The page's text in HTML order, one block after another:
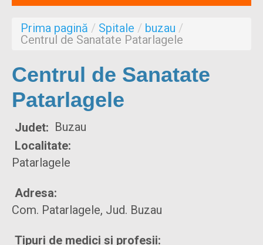
Aproape de mine
Despre noi
Prima pagină / Spitale / buzau /
Centrul de Sanatate Patarlagele
Centrul de Sanatate
Patarlagele
Judet: Buzau
Localitate:
Patarlagele
Adresa:
Com. Patarlagele, Jud. Buzau
Tipuri de medici si profesii: